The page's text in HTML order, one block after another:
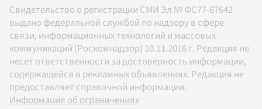
Свидетельство о регистрации СМИ Эл № ФС77-67642
выдано федеральной службой по надзору в сфере
связи, информационных технологий и массовых
коммуникаций (Роскомнадзор) 10.11.2016 г. Редакция не
несет ответственности за достоверность информации,
содержащейся в рекламных объявлениях. Редакция не
предоставляет справочной информации.
Информация об ограничениях